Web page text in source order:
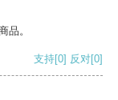
品。
支持[0] 反对[0]